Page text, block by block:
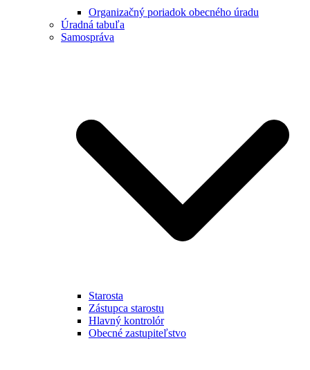
Organizačný poriadok obecného úradu
Úradná tabuľa
Samospráva
Starosta
Zástupca starostu
Hlavný kontrolór
Obecné zastupiteľstvo